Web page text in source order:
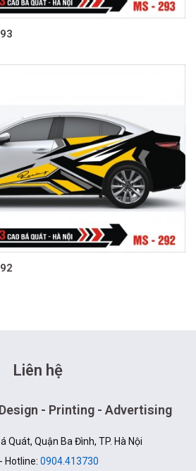
Liên hệ
- Printing - Advertising
Quát, Quận Ba Đình, TP. Hà Nội
- Hotline: 0904.413730